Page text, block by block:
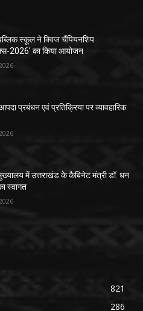
स्कूल ने क्विज चैंपियनशिप
2026’ का किया आयोजन
प्रबंधन एवं प्रतिक्रिया पर व्यावहारिक
में उत्तराखंड के कैबिनेट मंत्री डॉ. धन
स्वागत
821
286